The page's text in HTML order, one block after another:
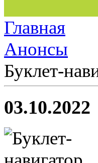
Главная
Анонсы
Буклет-
03.10.2022